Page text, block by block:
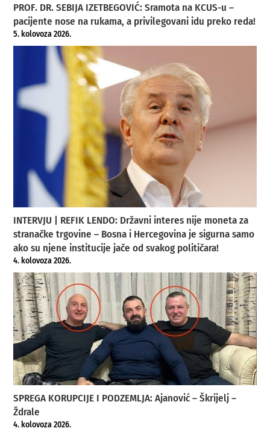
PROF. DR. SEBIJA IZETBEGOVIĆ: Sramota na KCUS-u –
pacijente nose na rukama, a privilegovani idu preko reda!
5. kolovoza 2026.
INTERVJU | REFIK LENDO: Državni interes nije moneta za
stranačke trgovine – Bosna i Hercegovina je sigurna samo
ako su njene institucije jače od svakog političara!
4. kolovoza 2026.
SPREGA KORUPCIJE I PODZEMLJA: Ajanović – Škrijelj –
Ždrale
4. kolovoza 2026.